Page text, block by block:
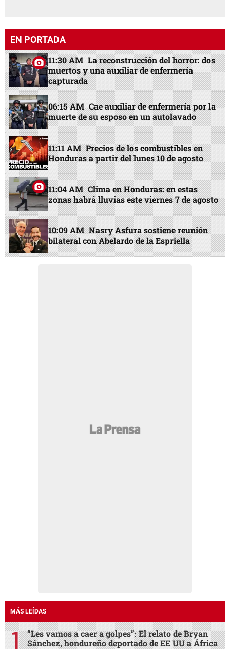
EN PORTADA
11:30 AM La reconstrucción del horror: dos
muertos y una auxiliar de enfermería
capturada
06:15 AM Cae auxiliar de enfermería por la
muerte de su esposo en un autolavado
11:11 AM Precios de los combustibles en
Honduras a partir del lunes 10 de agosto
11:04 AM Clima en Honduras: en estas
zonas habrá lluvias este viernes 7 de agosto
10:09 AM Nasry Asfura sostiene reunión
bilateral con Abelardo de la Espriella
MÁS LEÍDAS
“Les vamos a caer a golpes”: El relato de Bryan
Sánchez, hondureño deportado de EE UU a África